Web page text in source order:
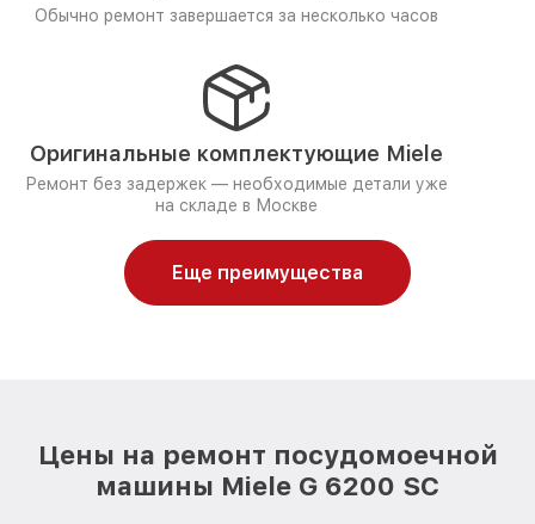
Обычно ремонт завершается за несколько часов
Оригинальные комплектующие Miele
Ремонт без задержек — необходимые детали уже
на складе в Москве
Еще преимущества
Цены на ремонт посудомоечной
машины Miele G 6200 SC